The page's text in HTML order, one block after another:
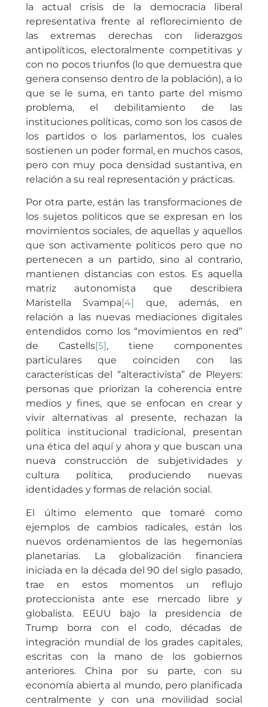
la actual crisis de la democracia liberal
representativa frente al reflorecimiento de
las extremas derechas con liderazgos
antipolíticos, electoralmente competitivas y
con no pocos triunfos (lo que demuestra que
genera consenso dentro de la población), a lo
que se le suma, en tanto parte del mismo
problema, el debilitamiento de las
instituciones políticas, como son los casos de
los partidos o los parlamentos, los cuales
sostienen un poder formal, en muchos casos,
pero con muy poca densidad sustantiva, en
relación a su real representación y prácticas.
Por otra parte, están las transformaciones de
los sujetos políticos que se expresan en los
movimientos sociales, de aquellas y aquellos
que son activamente políticos pero que no
pertenecen a un partido, sino al contrario,
mantienen distancias con estos. Es aquella
matriz autonomista que describiera
Maristella Svampa [4]
que, además, en
relación a las nuevas mediaciones digitales
entendidos como los “movimientos en red”
de Castells[5] , tiene componentes
particulares que coinciden con las
características del “alteractivista” de Pleyers:
personas que priorizan la coherencia entre
medios y fines, que se enfocan en crear y
vivir alternativas al presente, rechazan la
política institucional tradicional, presentan
una ética del aquí y ahora y que buscan una
nueva construcción de subjetividades y
cultura política, produciendo nuevas
identidades y formas de relación social.
El último elemento que tomaré como
ejemplos de cambios radicales, están los
nuevos ordenamientos de las hegemonías
planetarias. La globalización financiera
iniciada en la década del 90 del siglo pasado,
trae en estos momentos un reflujo
proteccionista ante ese mercado libre y
globalista. EEUU bajo la presidencia de
Trump borra con el codo, décadas de
integración mundial de los grades capitales,
escritas con la mano de los gobiernos
anteriores. China por su parte, con su
economía abierta al mundo, pero planificada
centralmente y con una movilidad social